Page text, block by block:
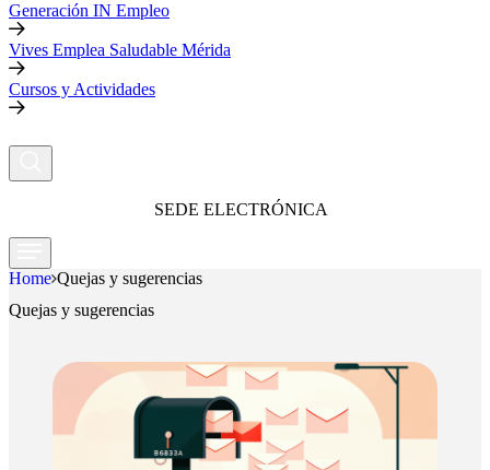
Generación IN Empleo
Vives Emplea Saludable Mérida
Cursos y Actividades
SEDE ELECTRÓNICA
Home Quejas y sugerencias
Quejas y sugerencias